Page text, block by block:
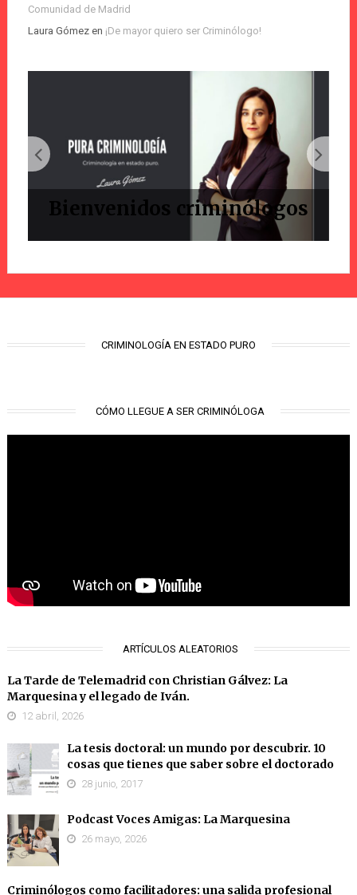
Comunidad de Madrid
Laura Gómezen ¡De mayor quiero ser Criminólogo!
Bienvenidos criminólogos
CRIMINOLOGÍA EN ESTADO PURO
CÓMO LLEGUE A SER CRIMINÓLOGA
ARTÍCULOS ALEATORIOS
La Tarde de Telemadrid con Christian Gálvez: La
Marquesina y el legado de Iván.
12 abril, 2026
La tesis doctoral: un mundo por descubrir. 10
cosas que tienes que saber sobre el doctorado
28 junio, 2017
Podcast Voces Amigas: La Marquesina
26 mayo, 2026
Criminólogos como facilitadores: una salida profesional